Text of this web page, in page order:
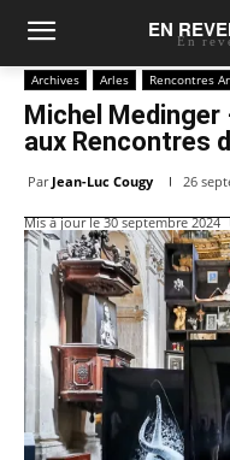
EN En
Archives Arles Rencontres
Michel Medinger
aux Rencontres
Par Jean-Luc Cougy 26
Mis à jour le 30 septembre 2024